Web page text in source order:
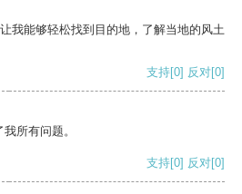
我能够轻松找到目的地，了解当地的风土
支持[0] 反对[0]
所有问题。
支持[0] 反对[0]